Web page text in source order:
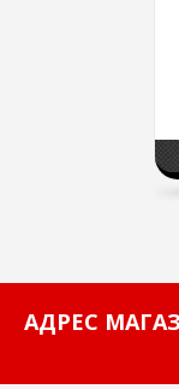
АДРЕС